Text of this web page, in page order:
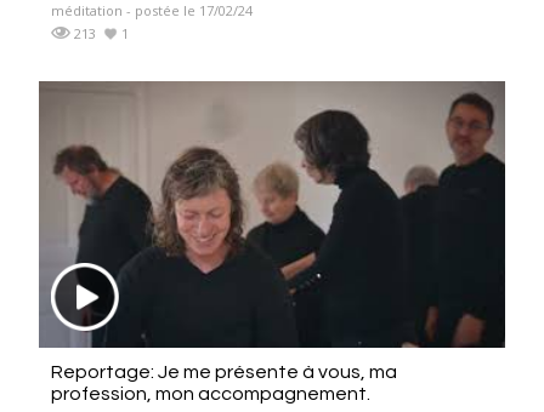
méditation - postée le 17/02/24
213
1
Reportage: Je me présente à vous, ma
profession, mon accompagnement.